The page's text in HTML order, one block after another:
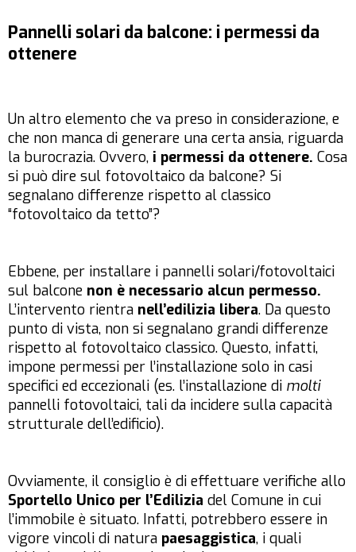
Pannelli solari da balcone: i permessi da
ottenere
Un altro elemento che va preso in considerazione, e
che non manca di generare una certa ansia, riguarda
la burocrazia. Ovvero, i permessi da ottenere. Cosa
si può dire sul fotovoltaico da balcone? Si
segnalano differenze rispetto al classico
“fotovoltaico da tetto”?
Ebbene, per installare i pannelli solari/fotovoltaici
sul balcone non è necessario alcun permesso.
L’intervento rientra nell’edilizia libera. Da questo
punto di vista, non si segnalano grandi differenze
rispetto al fotovoltaico classico. Questo, infatti,
impone permessi per l’installazione solo in casi
specifici ed eccezionali (es. l’installazione di molti
pannelli fotovoltaici, tali da incidere sulla capacità
strutturale dell’edificio).
Ovviamente, il consiglio è di effettuare verifiche allo
Sportello Unico per l’Edilizia del Comune in cui
l’immobile è situato. Infatti, potrebbero essere in
vigore vincoli di natura paesaggistica, i quali